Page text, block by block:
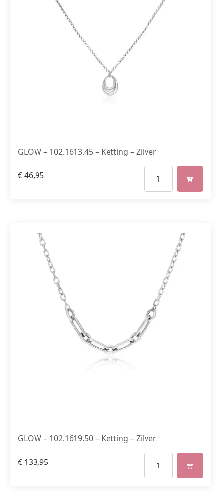
GLOW – 102.1613.45 – Ketting – Zilver
€46,95
GLOW – 102.1619.50 – Ketting – Zilver
€ 133,95